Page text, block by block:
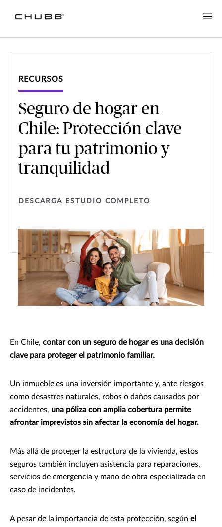
RECURSOS
Seguro de hogar en
Chile: Protección clave
para tu patrimonio y
tranquilidad
DESCARGA ESTUDIO COMPLETO
En Chile, contar con un seguro de hogar es una decisión
clave para proteger el patrimonio familiar.
Un inmueble es una inversión importante y, ante riesgos
como desastres naturales, robos o daños causados por
accidentes, una póliza con amplia cobertura permite
afrontar imprevistos sin afectar la economía del hogar.
Más allá de proteger la estructura de la vivienda, estos
seguros también incluyen asistencia para reparaciones,
servicios de emergencia y mano de obra especializada en
caso de incidentes.
A pesar de la importancia de esta protección, según el